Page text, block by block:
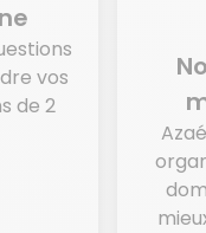
vos
de 2